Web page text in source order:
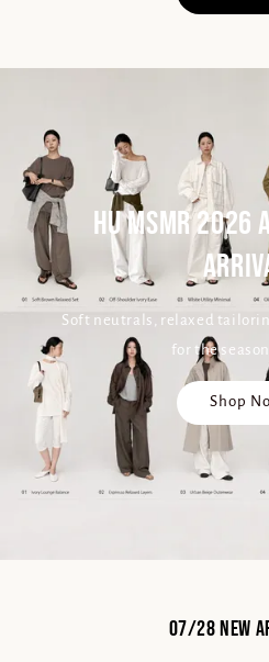
HU MSMR 2026
Soft neutrals, relaxed
for the season
Shop
07/28 New